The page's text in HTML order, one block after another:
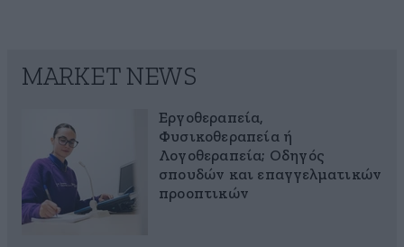
MARKET NEWS
Εργοθεραπεία,
Φυσικοθεραπεία ή
Λογοθεραπεία; Οδηγός
σπουδών και επαγγελματικών
προοπτικών